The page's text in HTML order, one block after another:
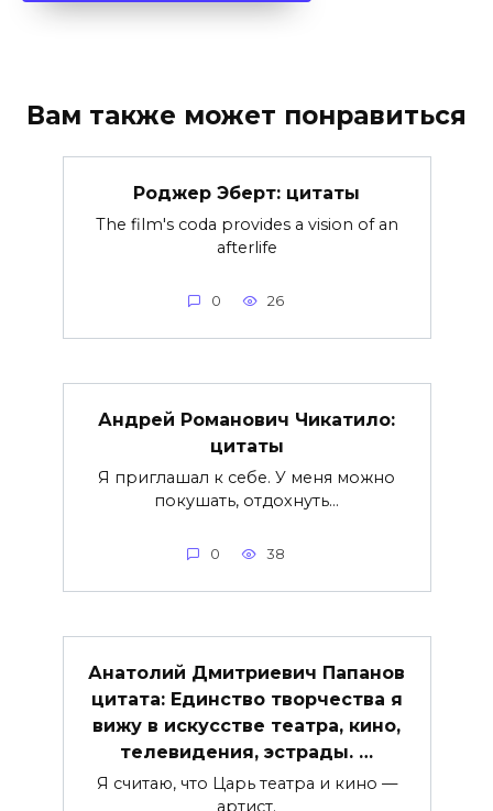
Вам также может понравиться
Роджер Эберт: цитаты
The film's coda provides a vision of an
afterlife
0 26
Андрей Романович Чикатило:
цитаты
Я приглашал к себе. У меня можно
покушать, отдохнуть…
0 38
Анатолий Дмитриевич Папанов
цитата: Единство творчества я
вижу в искусстве театра, кино,
телевидения, эстрады. …
Я считаю, что Царь театра и кино —
артист.